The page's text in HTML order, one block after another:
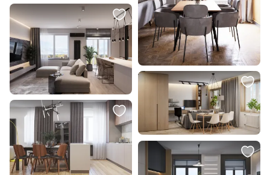
В корзину В корзину
3 000 ₽
Картина "Зимний лес" Кухтина
Виктория
В корзину
39 995 ₽ 19 998 ₽
Набор из 2-х репродукций
картин в раме Грация, 2021г.
В корзину